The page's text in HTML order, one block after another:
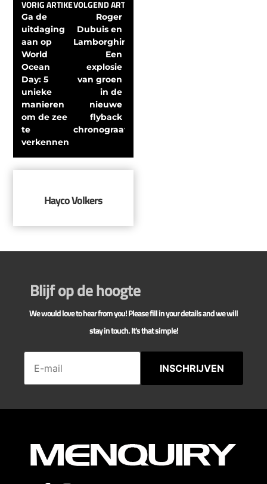
VORIG ARTIKEL
Ga de
uitdaging
aan op
World
Ocean
Day: 5
unieke
manieren
om de zee
te
verkennen
VOLGEND ARTIKEL
Roger
Dubuis en
Lamborghini:
Een
explosie
van groen
in de
nieuwe
flyback
chronograaf
Hayco Volkers
Blijf op de hoogte
We would love to hear from you! Please fill in your details and we will
stay in touch. It's that simple!
INSCHRIJVEN